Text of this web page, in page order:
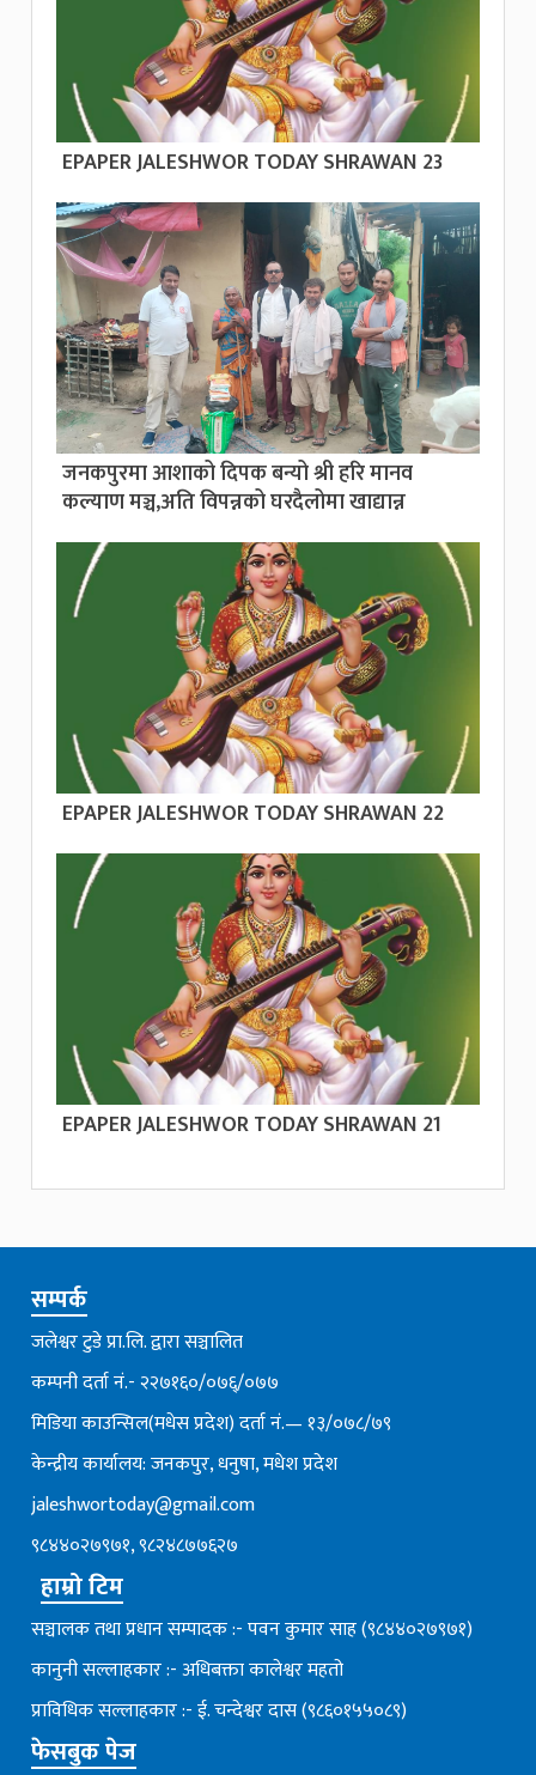
EPAPER JALESHWOR TODAY SHRAWAN 23
जनकपुरमा आशाको दिपक बन्यो श्री हरि मानव
कल्याण मञ्च,अति विपन्नको घरदैलोमा खाद्यान्न
EPAPER JALESHWOR TODAY SHRAWAN 22
EPAPER JALESHWOR TODAY SHRAWAN 21
सम्पर्क
जलेश्वर टुडे प्रा.लि. द्वारा सञ्चालित
कम्पनी दर्ता नं.- २२७१६०/०७६्/०७७
मिडिया काउन्सिल(मधेस प्रदेश) दर्ता नं.— १३/०७८/७९
केन्द्रीय कार्यालय: जनकपुर, धनुषा, मधेश प्रदेश
jaleshwortoday@gmail.com
९८४४०२७९७१, ९८२४८७७६२७
हाम्रो टिम
सञ्चालक तथा प्रधान सम्पादक :- पवन कुमार साह (९८४४०२७९७१)
कानुनी सल्लाहकार :- अधिबक्ता कालेश्वर महतो
प्राविधिक सल्लाहकार :- ई. चन्देश्वर दास (९८६०१५५०८९)
फेसबुक पेज